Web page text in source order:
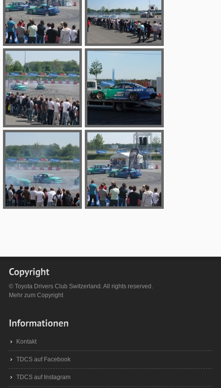
© Toyota Drivers Club Switzerland. All rights reserved.
Mehr zum Copyright
Kontakt
TDCS auf Facebook
TDCS auf Instagram